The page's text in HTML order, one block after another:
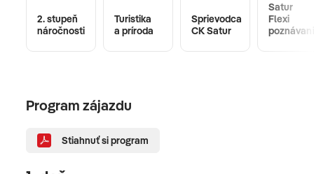
2. stupeň
náročnosti
Turistika
a príroda
Sprievodca
CK Satur
Satur
Flexi
Program zájazdu
Stiahnuť si program